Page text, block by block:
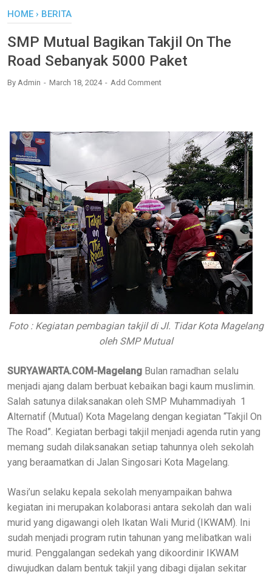
HOME › BERITA
SMP Mutual Bagikan Takjil On The
Road Sebanyak 5000 Paket
By Admin March 18, 2024 Add Comment
Foto : Kegiatan pembagian takjil di Jl. Tidar Kota Magelang
oleh SMP Mutual
SURYAWARTA.COM-Magelang Bulan ramadhan selalu
menjadi ajang dalam berbuat kebaikan bagi kaum muslimin.
Salah satunya dilaksanakan oleh SMP Muhammadiyah 1
Alternatif (Mutual) Kota Magelang dengan kegiatan “Takjil On
The Road”. Kegiatan berbagi takjil menjadi agenda rutin yang
memang sudah dilaksanakan setiap tahunnya oleh sekolah
yang beraamatkan di Jalan Singosari Kota Magelang.
Wasi’un selaku kepala sekolah menyampaikan bahwa
kegiatan ini merupakan kolaborasi antara sekolah dan wali
murid yang digawangi oleh Ikatan Wali Murid (IKWAM). Ini
sudah menjadi program rutin tahunan yang melibatkan wali
murid. Penggalangan sedekah yang dikoordinir IKWAM
diwujudkan dalam bentuk takjil yang dibagi dijalan sekitar